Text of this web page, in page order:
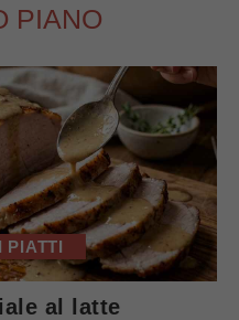
PIANO
PIATTI
al latte